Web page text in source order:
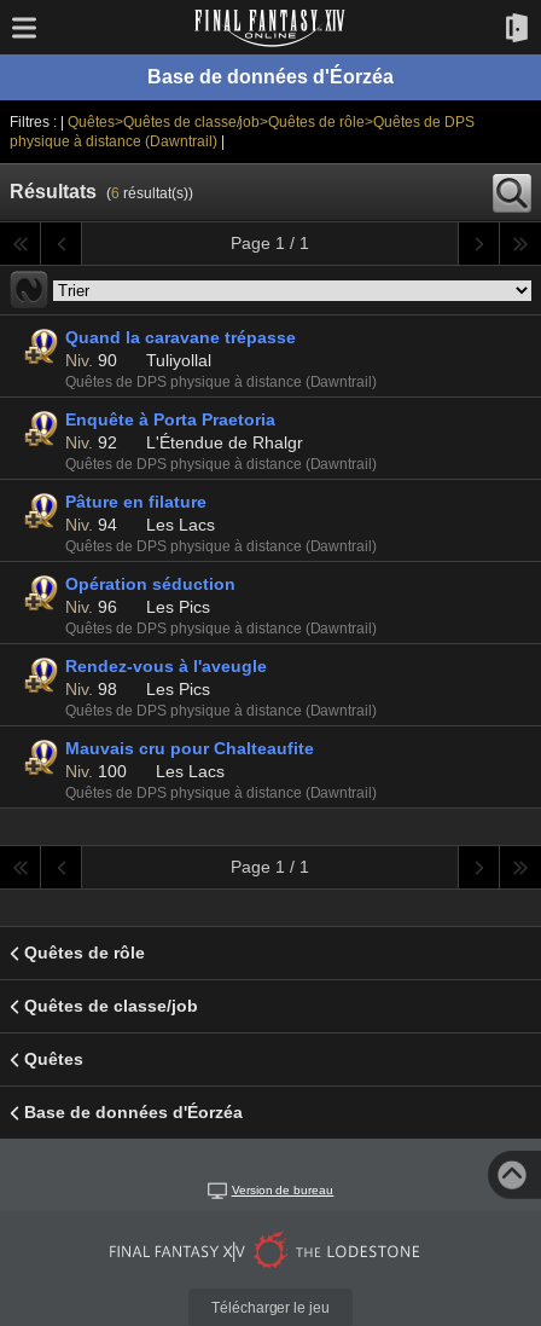
Base de données d'Éorzéa
Filtres : | Quêtes>Quêtes de classe/job>Quêtes de rôle>Quêtes de DPS
physique à distance (Dawntrail)|
Résultats (6 résultat(s))
Page 1 / 1
Quand la caravane trépasse
Niv. 90 Tuliyollal
Quêtes de DPS physique à distance (Dawntrail)
Enquête à Porta Praetoria
Niv. 92 L'Étendue de Rhalgr
Quêtes de DPS physique à distance (Dawntrail)
Pâture en filature
Niv. 94 Les Lacs
Quêtes de DPS physique à distance (Dawntrail)
Opération séduction
Niv. 96 Les Pics
Quêtes de DPS physique à distance (Dawntrail)
Rendez-vous à l'aveugle
Niv. 98 Les Pics
Quêtes de DPS physique à distance (Dawntrail)
Mauvais cru pour Chalteaufite
Niv. 100 Les Lacs
Quêtes de DPS physique à distance (Dawntrail)
Page 1 / 1
Quêtes de rôle
Quêtes de classe/job
Quêtes
Base de données d'Éorzéa
Version de bureau
Télécharger le jeu